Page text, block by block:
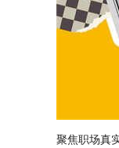
聚焦职场真